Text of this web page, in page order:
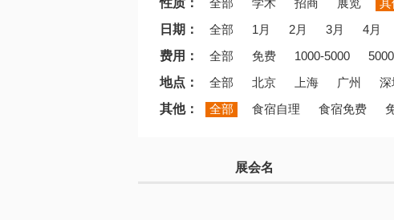
性质：
全部 学术 招商 展览
其
日期：
全部 1月 2月 3月 4月
费用：
全部 免费 1000-5000
地点：
全部 北京 上海 广州 深
其他：
全部 食宿自理 食宿免费
展会名